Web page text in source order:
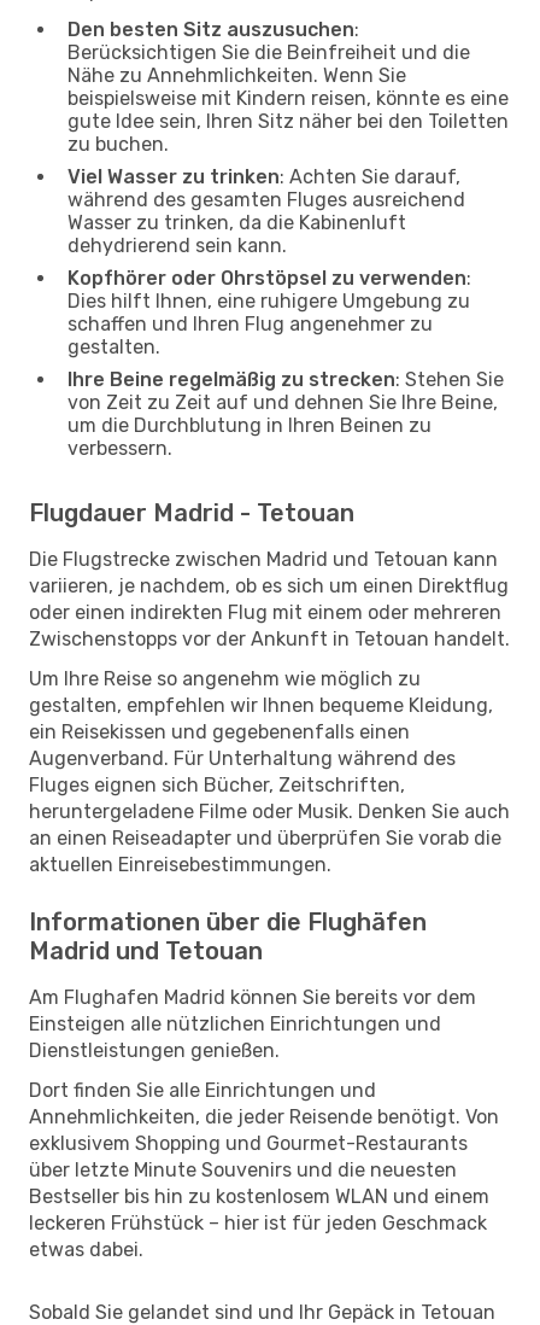
Den besten Sitz auszusuchen:
Berücksichtigen Sie die Beinfreiheit und die
Nähe zu Annehmlichkeiten. Wenn Sie
beispielsweise mit Kindern reisen, könnte es eine
gute Idee sein, Ihren Sitz näher bei den Toiletten
zu buchen.
Viel Wasser zu trinken: Achten Sie darauf,
während des gesamten Fluges ausreichend
Wasser zu trinken, da die Kabinenluft
dehydrierend sein kann.
Kopfhörer oder Ohrstöpsel zu verwenden:
Dies hilft Ihnen, eine ruhigere Umgebung zu
schaffen und Ihren Flug angenehmer zu
gestalten.
Ihre Beine regelmäßig zu strecken: Stehen Sie
von Zeit zu Zeit auf und dehnen Sie Ihre Beine,
um die Durchblutung in Ihren Beinen zu
verbessern.
Flugdauer Madrid - Tetouan
Die Flugstrecke zwischen Madrid und Tetouan kann
variieren, je nachdem, ob es sich um einen Direktflug
oder einen indirekten Flug mit einem oder mehreren
Zwischenstopps vor der Ankunft in Tetouan handelt.
Um Ihre Reise so angenehm wie möglich zu
gestalten, empfehlen wir Ihnen bequeme Kleidung,
ein Reisekissen und gegebenenfalls einen
Augenverband. Für Unterhaltung während des
Fluges eignen sich Bücher, Zeitschriften,
heruntergeladene Filme oder Musik. Denken Sie auch
an einen Reiseadapter und überprüfen Sie vorab die
aktuellen Einreisebestimmungen.
Informationen über die Flughäfen
Madrid und Tetouan
Am Flughafen Madrid können Sie bereits vor dem
Einsteigen alle nützlichen Einrichtungen und
Dienstleistungen genießen.
Dort finden Sie alle Einrichtungen und
Annehmlichkeiten, die jeder Reisende benötigt. Von
exklusivem Shopping und Gourmet-Restaurants
über letzte Minute Souvenirs und die neuesten
Bestseller bis hin zu kostenlosem WLAN und einem
leckeren Frühstück – hier ist für jeden Geschmack
etwas dabei.
Sobald Sie gelandet sind und Ihr Gepäck in Tetouan